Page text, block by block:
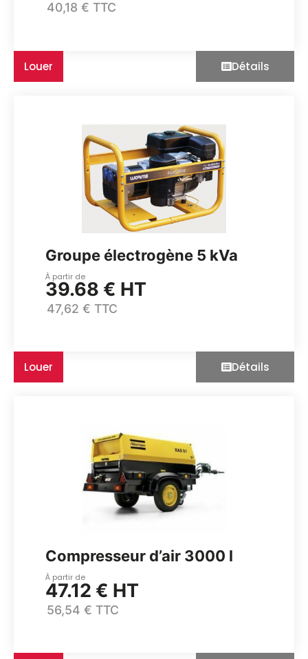
40,18 € TTC
Louer Détails
Groupe électrogène 5 kVa
À partir de
39.68 € HT
47,62 € TTC
Louer Détails
Compresseur d’air 3000 l
À partir de
47.12 € HT
56,54 € TTC